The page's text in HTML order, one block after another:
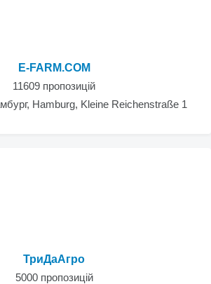
E-FARM.COM
11609 пропозицій
Hamburg, Kleine Reichenstraße 1
ТриДаАгро
5000 пропозицій